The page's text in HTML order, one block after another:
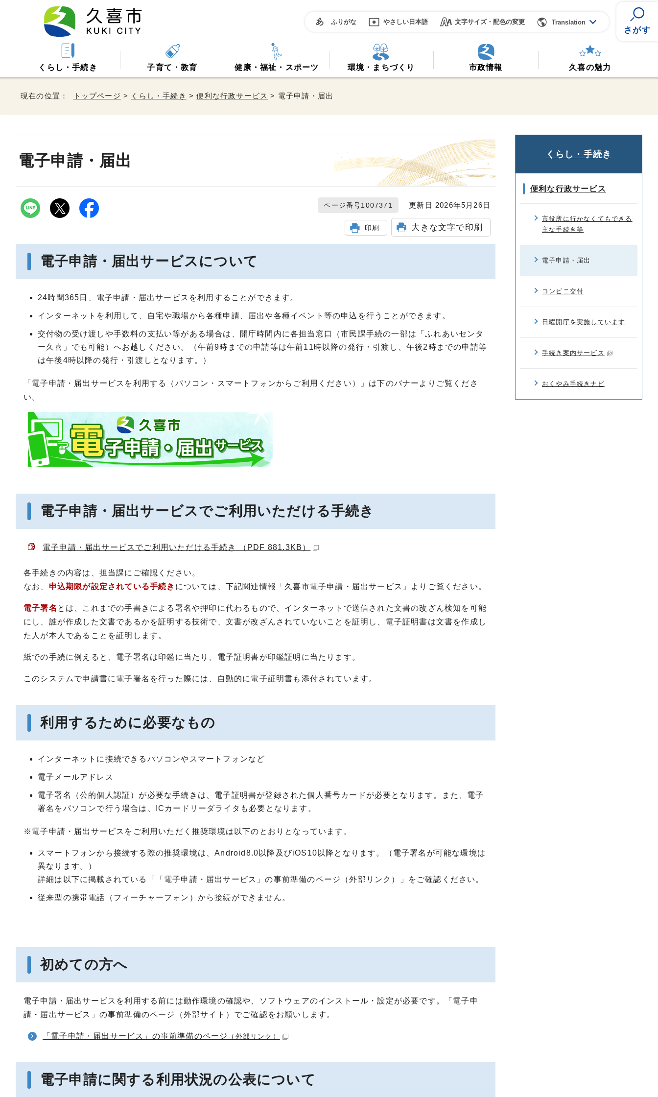
ふりがな やさしい日本語 文字サイズ・配色の変更 Translation
さがす
くらし・手続き 子育て・教育 健康・福祉・スポーツ 環境・まちづくり 市政情報 久喜の魅力
現在の位置： トップページ > くらし・手続き >便利な行政サービス > 電子申請・届出
電子申請・届出
ページ番号1007371 更新日 2026年5月26日
印刷 大きな文字で印刷
電子申請・届出サービスについて
24時間365日、電子申請・届出サービスを利用することができます。
インターネットを利用して、自宅や職場から各種申請、届出や各種イベント等の申込を行うことができます。
交付物の受け渡しや手数料の支払い等がある場合は、開庁時間内に各担当窓口（市民課手続の一部は「ふれあいセンタ
ー久喜」でも可能）へお越しください。（午前9時までの申請等は午前11時以降の発行・引渡し、午後2時までの申請等
は午後4時以降の発行・引渡しとなります。）
「電子申請・届出サービスを利用する（パソコン・スマートフォンからご利用ください）」は下のバナーよりご覧くださ
い。
電子申請・届出サービスでご利用いただける手続き
電子申請・届出サービスでご利用いただける手続き （PDF 881.3KB）
各手続きの内容は、担当課にご確認ください。
なお、 申込期限が設定されている手続き については、下記関連情報「久喜市電子申請・届出サービス」よりご覧ください。
電子署名 とは、これまでの手書きによる署名や押印に代わるもので、インターネットで送信された文書の改ざん検知を可能
にし、誰が作成した文書であるかを証明する技術で、文書が改ざんされていないことを証明し、電子証明書は文書を作成し
た人が本人であることを証明します。
紙での手続に例えると、電子署名は印鑑に当たり、電子証明書が印鑑証明に当たります。
このシステムで申請書に電子署名を行った際には、自動的に電子証明書も添付されています。
利用するために必要なもの
インターネットに接続できるパソコンやスマートフォンなど
電子メールアドレス
電子署名（公的個人認証）が必要な手続きは、電子証明書が登録された個人番号カードが必要となります。また、電子
署名をパソコンで行う場合は、ICカードリーダライタも必要となります。
※電子申請・届出サービスをご利用いただく推奨環境は以下のとおりとなっています。
スマートフォンから接続する際の推奨環境は、Android8.0以降及びiOS10以降となります。（電子署名が可能な環境は
異なります。）
詳細は以下に掲載されている「「電子申請・届出サービス」の事前準備のページ（外部リンク）」をご確認ください。
従来型の携帯電話（フィーチャーフォン）から接続ができません。
初めての方へ
電子申請・届出サービスを利用する前には動作環境の確認や、ソフトウェアのインストール・設定が必要です。「電子申
請・届出サービス」の事前準備のページ（外部サイト）でご確認をお願いします。
「電子申請・届出サービス」の事前準備のページ （外部リンク）
電子申請に関する利用状況の公表について
くらし・手続き
便利な行政サービス
市役所に行かなくてもできる
主な手続き等
電子申請・届出
コンビニ交付
日曜開庁を実施しています
手続き案内サービス
おくやみ手続きナビ